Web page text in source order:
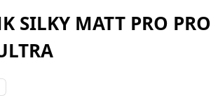
SILKY MATT PRO PRO